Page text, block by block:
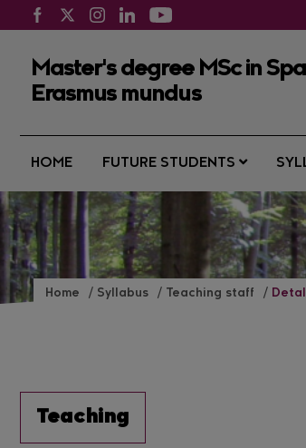
Master's degree MSc in
Erasmus mundus
HOME FUTURE STUDENTS
Home Syllabus Teaching staff Detall
Teaching